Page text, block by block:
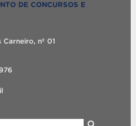
DE CONCURSOS E
Carneiro, nº 01